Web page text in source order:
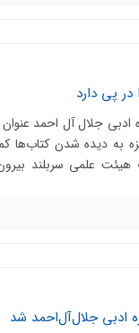
در پی دارد
جلال آل احمد
به دیده شدن
هیئت علمی سربلند
ادبی جلال‌آل‌احمد شد